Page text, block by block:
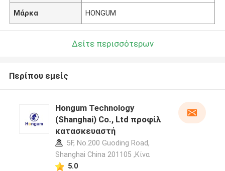
Μάρκα HONGUM
Δείτε περισσότερων
Περίπου εμείς
Hongum Technology
(Shanghai) Co., Ltd προφίλ
κατασκευαστή
5F, No.200 Guoding Road,
Shanghai China 201105 ,Κίνα
5.0